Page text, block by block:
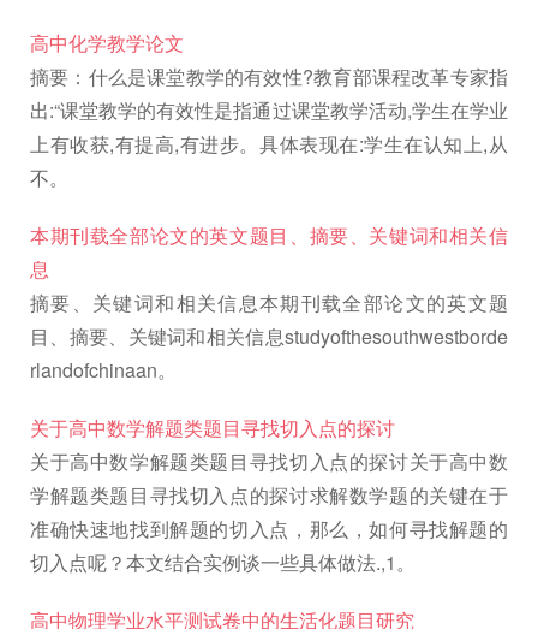
高中化学教学论文
摘要：什么是课堂教学的有效性?教育部课程改革专家指
出:“课堂教学的有效性是指通过课堂教学活动,学生在学业
上有收获,有提高,有进步。具体表现在:学生在认知上,从
不。
本期刊载全部论文的英文题目、摘要、关键词和相关信
息
摘要、关键词和相关信息本期刊载全部论文的英文题
目、摘要、关键词和相关信息studyofthesouthwestborde
rlandofchinaan。
关于高中数学解题类题目寻找切入点的探讨
关于高中数学解题类题目寻找切入点的探讨关于高中数
学解题类题目寻找切入点的探讨求解数学题的关键在于
准确快速地找到解题的切入点，那么，如何寻找解题的
切入点呢？本文结合实例谈一些具体做法.,1。
高中物理学业水平测试卷中的生活化题目研究